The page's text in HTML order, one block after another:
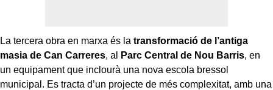
La tercera obra en marxa és la transformació de l’antiga
masia de Can Carreres, al Parc Central de Nou Barris, en
un equipament que inclourà una nova escola bressol
municipal. Es tracta d’un projecte de més complexitat, amb una